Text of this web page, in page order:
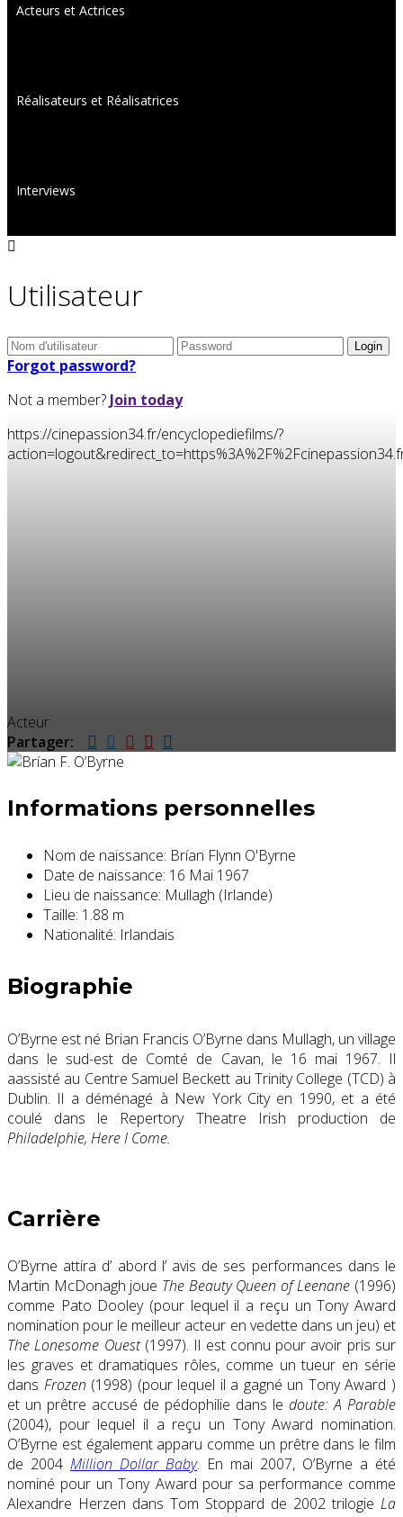
Acteurs et Actrices
Réalisateurs et Réalisatrices
Interviews
Utilisateur
Forgot password?
Not a member? Join today
https://cinepassion34.fr/encyclopediefilms/?
Acteur
Partager:
Informations personnelles
Nom de naissance: Brían Flynn O'Byrne
Date de naissance: 16 Mai 1967
Lieu de naissance: Mullagh (Irlande)
Taille: 1.88 m
Nationalité: Irlandais
Biographie
O’Byrne est né Brian Francis O’Byrne dans Mullagh, un village
dans le sud-est de Comté de Cavan, le 16 mai 1967. Il
aassisté au Centre Samuel Beckett au Trinity College (TCD) à
Dublin. Il a déménagé à New York City en 1990, et a été
coulé dans le Repertory Theatre Irish production de
Philadelphie, Here I Come.
Carrière
O’Byrne attira d’ abord l’ avis de ses performances dans le
Martin McDonagh joue The Beauty Queen of Leenane (1996)
comme Pato Dooley (pour lequel il a reçu un Tony Award
nomination pour le meilleur acteur en vedette dans un jeu) et
The Lonesome Ouest(1997). Il est connu pour avoir pris sur
les graves et dramatiques rôles, comme un tueur en série
dans Frozen (1998) (pour lequel il a gagné un Tony Award )
et un prêtre accusé de pédophilie dans le doute: A Parable
(2004), pour lequel il a reçu un Tony Award nomination.
O’Byrne est également apparu comme un prêtre dans le film
de 2004 Million Dollar Baby. En mai 2007, O’Byrne a été
nominé pour un Tony Award pour sa performance comme
Alexandre Herzen dans Tom Stoppard de 2002 trilogie La